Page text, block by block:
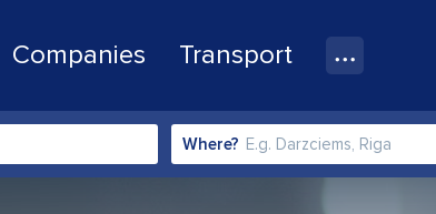
Companies Transport
Where?